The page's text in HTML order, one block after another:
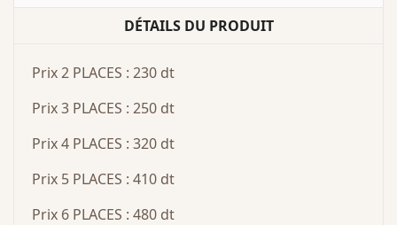
DÉTAILS DU PRODUIT
Prix 2 PLACES : 230 dt
Prix 3 PLACES : 250 dt
Prix 4 PLACES : 320 dt
Prix 5 PLACES : 410 dt
Prix 6 PLACES : 480 dt